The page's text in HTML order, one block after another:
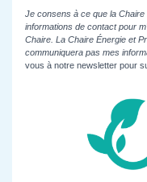
Je consens à ce que la
informations de contact pour
Chaire. La Chaire Énergie et
communiquera pas mes
vous à notre newsletter pour